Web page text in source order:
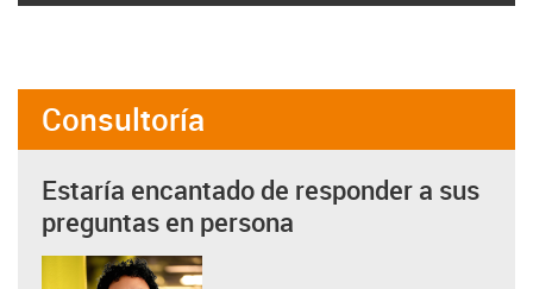
Consultoría
Estaría encantado de responder a sus
preguntas en persona